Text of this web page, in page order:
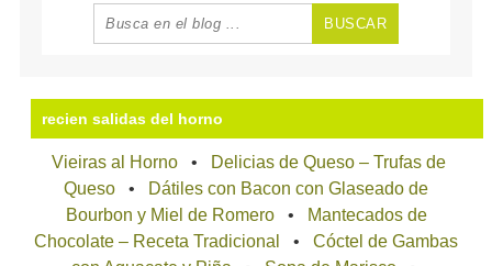
recien salidas del horno
Vieiras al Horno
Delicias de Queso – Trufas de
Queso
Dátiles con Bacon con Glaseado de
Bourbon y Miel de Romero
Mantecados de
Chocolate – Receta Tradicional
Cóctel de Gambas